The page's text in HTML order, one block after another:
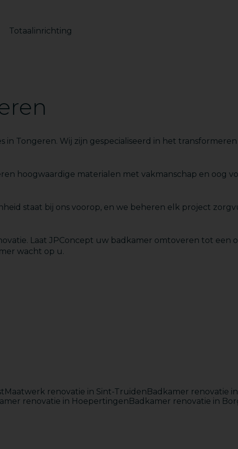
Totaalinrichting
Tongeren. Wij zijn gespecialiseerd in het
hoogwaardige materialen met vakmanschap en oog
staat bij ons voorop, en we beheren elk project
Laat JPConcept uw badkamer omtoveren tot een
wacht op u.
Maatwerk renovatie in Sint-TruidenBadkamer renovatie
renovatie in HoepertingenBadkamer renovatie in